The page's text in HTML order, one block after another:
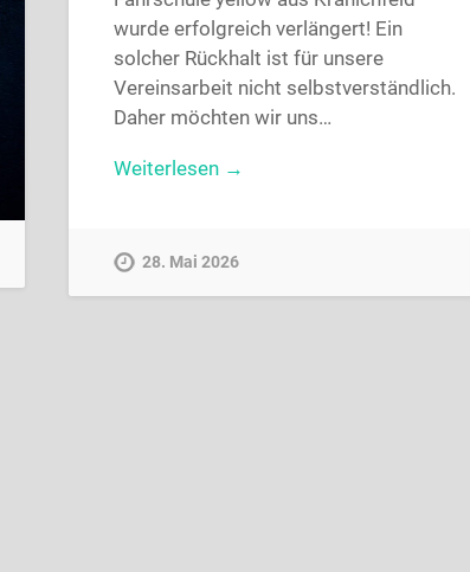
wurde erfolgreich verlängert! Ein
solcher Rückhalt ist für unsere
Vereinsarbeit nicht selbstverständlich.
Daher möchten wir uns…
Weiterlesen →
28. Mai 2026